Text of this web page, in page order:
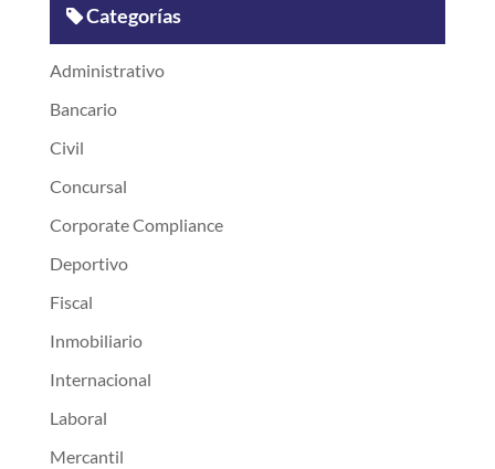
Categorías
Administrativo
Bancario
Civil
Concursal
Corporate Compliance
Deportivo
Fiscal
Inmobiliario
Internacional
Laboral
Mercantil